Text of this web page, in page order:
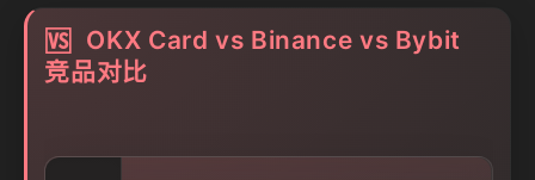
🆚 OKX Card vs Binance vs Bybit
竞品对比